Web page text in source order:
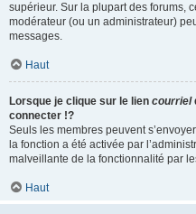
supérieur. Sur la plupart des forums,
modérateur (ou un administrateur)
messages.
Haut
Lorsque je clique sur le lien courriel
connecter !?
Seuls les membres peuvent
la fonction a été activée par
malveillante de la fonctionnalité par
Haut